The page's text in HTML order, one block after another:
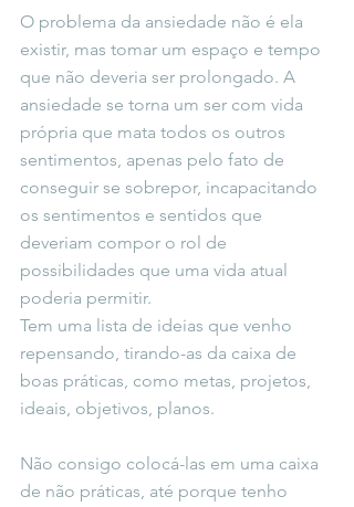
O problema da ansiedade não é ela
existir, mas tomar um espaço e tempo
que não deveria ser prolongado. A
ansiedade se torna um ser com vida
própria que mata todos os outros
sentimentos, apenas pelo fato de
conseguir se sobrepor, incapacitando
os sentimentos e sentidos que
deveriam compor o rol de
possibilidades que uma vida atual
poderia permitir.
Tem uma lista de ideias que venho
repensando, tirando-as da caixa de
boas práticas, como metas, projetos,
ideais, objetivos, planos.
Não consigo colocá-las em uma caixa
de não práticas, até porque tenho